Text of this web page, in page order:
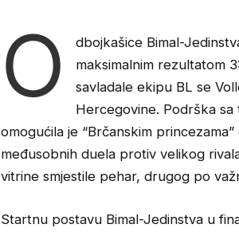
O
dbojkašice Bimal-
maksimalnim rezultatom
savladale ekipu BL se
Hercegovine. Podrška
omogućila je “Brčanskim
međusobnih duela protiv velikog
vitrine smjestile pehar, drugog po
Startnu postavu Bimal-Jedinstva u